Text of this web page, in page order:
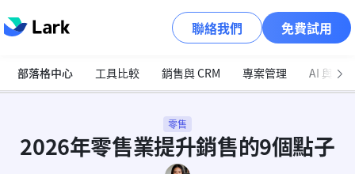
聯絡我們 免費試用
部落格中心 工具比較 銷售與 CRM 專案管理 AI 與自
零售
2026年零售業提升銷售的9個點子